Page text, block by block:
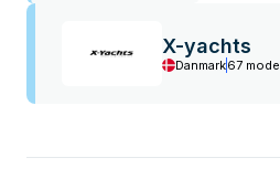
X-yachts
Danmark67